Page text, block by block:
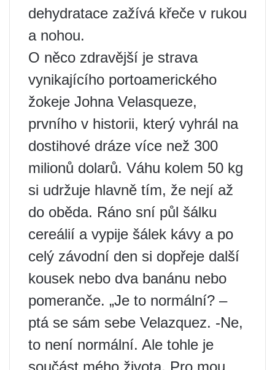
dehydratace zažívá křeče v rukou
a nohou.
O něco zdravější je strava
vynikajícího portoamerického
žokeje Johna Velasqueze,
prvního v historii, který vyhrál na
dostihové dráze více než 300
milionů dolarů. Váhu kolem 50 kg
si udržuje hlavně tím, že nejí až
do oběda. Ráno sní půl šálku
cereálií a vypije šálek kávy a po
celý závodní den si dopřeje další
kousek nebo dva banánu nebo
pomeranče. „Je to normální? –
ptá se sám sebe Velazquez. -Ne,
to není normální. Ale tohle je
součást mého života. Pro mou